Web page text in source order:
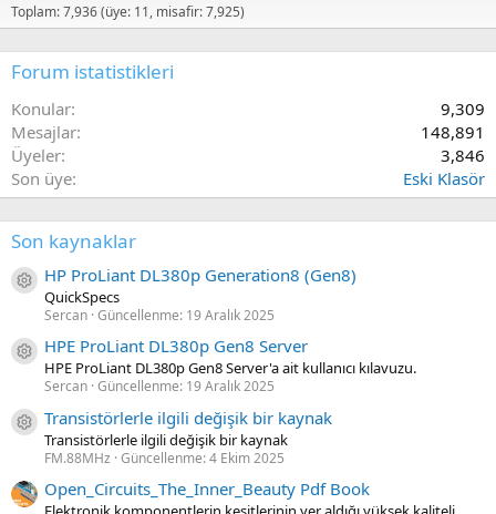
Toplam: 7,936 (üye: 11, misafir: 7,925)
Forum istatistikleri
Konular
9,309
Mesajlar
148,891
Üyeler
3,846
Son üye
Eski Klasör
Son kaynaklar
Kaynak ikon/amblem
HP ProLiant DL380p Generation8 (Gen8)
QuickSpecs
Sercan Güncellenme: 19 Aralık 2025
Kaynak ikon/amblem
HPE ProLiant DL380p Gen8 Server
HPE ProLiant DL380p Gen8 Server'a ait kullanıcı kılavuzu.
Sercan Güncellenme: 19 Aralık 2025
Kaynak ikon/amblem
Transistörlerle ilgili değişik bir kaynak
Transistörlerle ilgili değişik bir kaynak
FM.88MHz Güncellenme:4 Ekim 2025
Open_Circuits_The_Inner_Beauty Pdf Book